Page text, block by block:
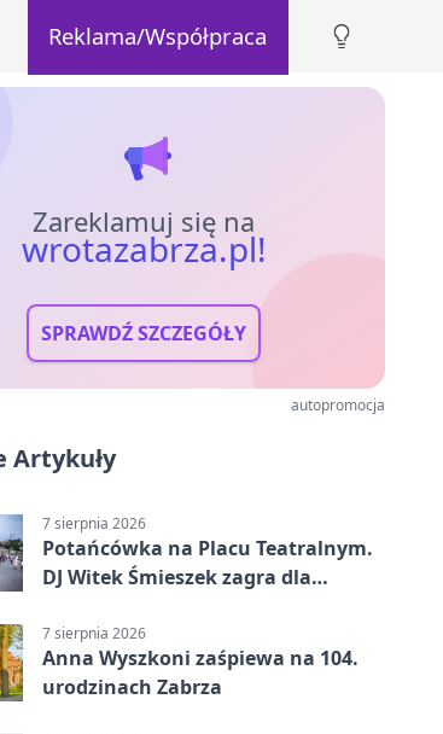
Reklama/Współpraca
Zareklamuj się na
wrotazabrza.pl!
SPRAWDŹ SZCZEGÓŁY
autopromocja
Artykuły
7 sierpnia 2026
Potańcówka na Placu Teatralnym.
DJ Witek Śmieszek zagra dla
7 sierpnia 2026
Anna Wyszkoni zaśpiewa na 104.
urodzinach Zabrza